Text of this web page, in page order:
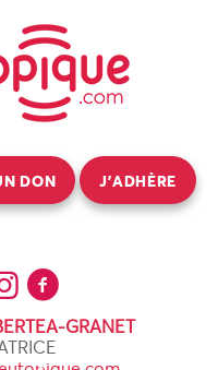
DON J’ADHÈRE
GRANET